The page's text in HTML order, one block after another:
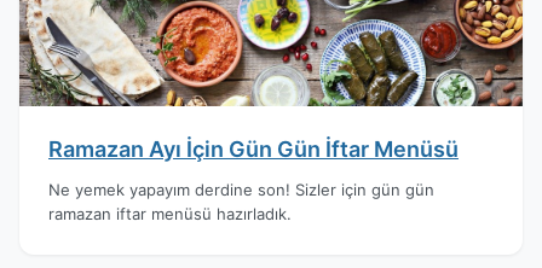
Ramazan Ayı İçin Gün Gün İftar Menüsü
Ne yemek yapayım derdine son! Sizler için gün gün
ramazan iftar menüsü hazırladık.